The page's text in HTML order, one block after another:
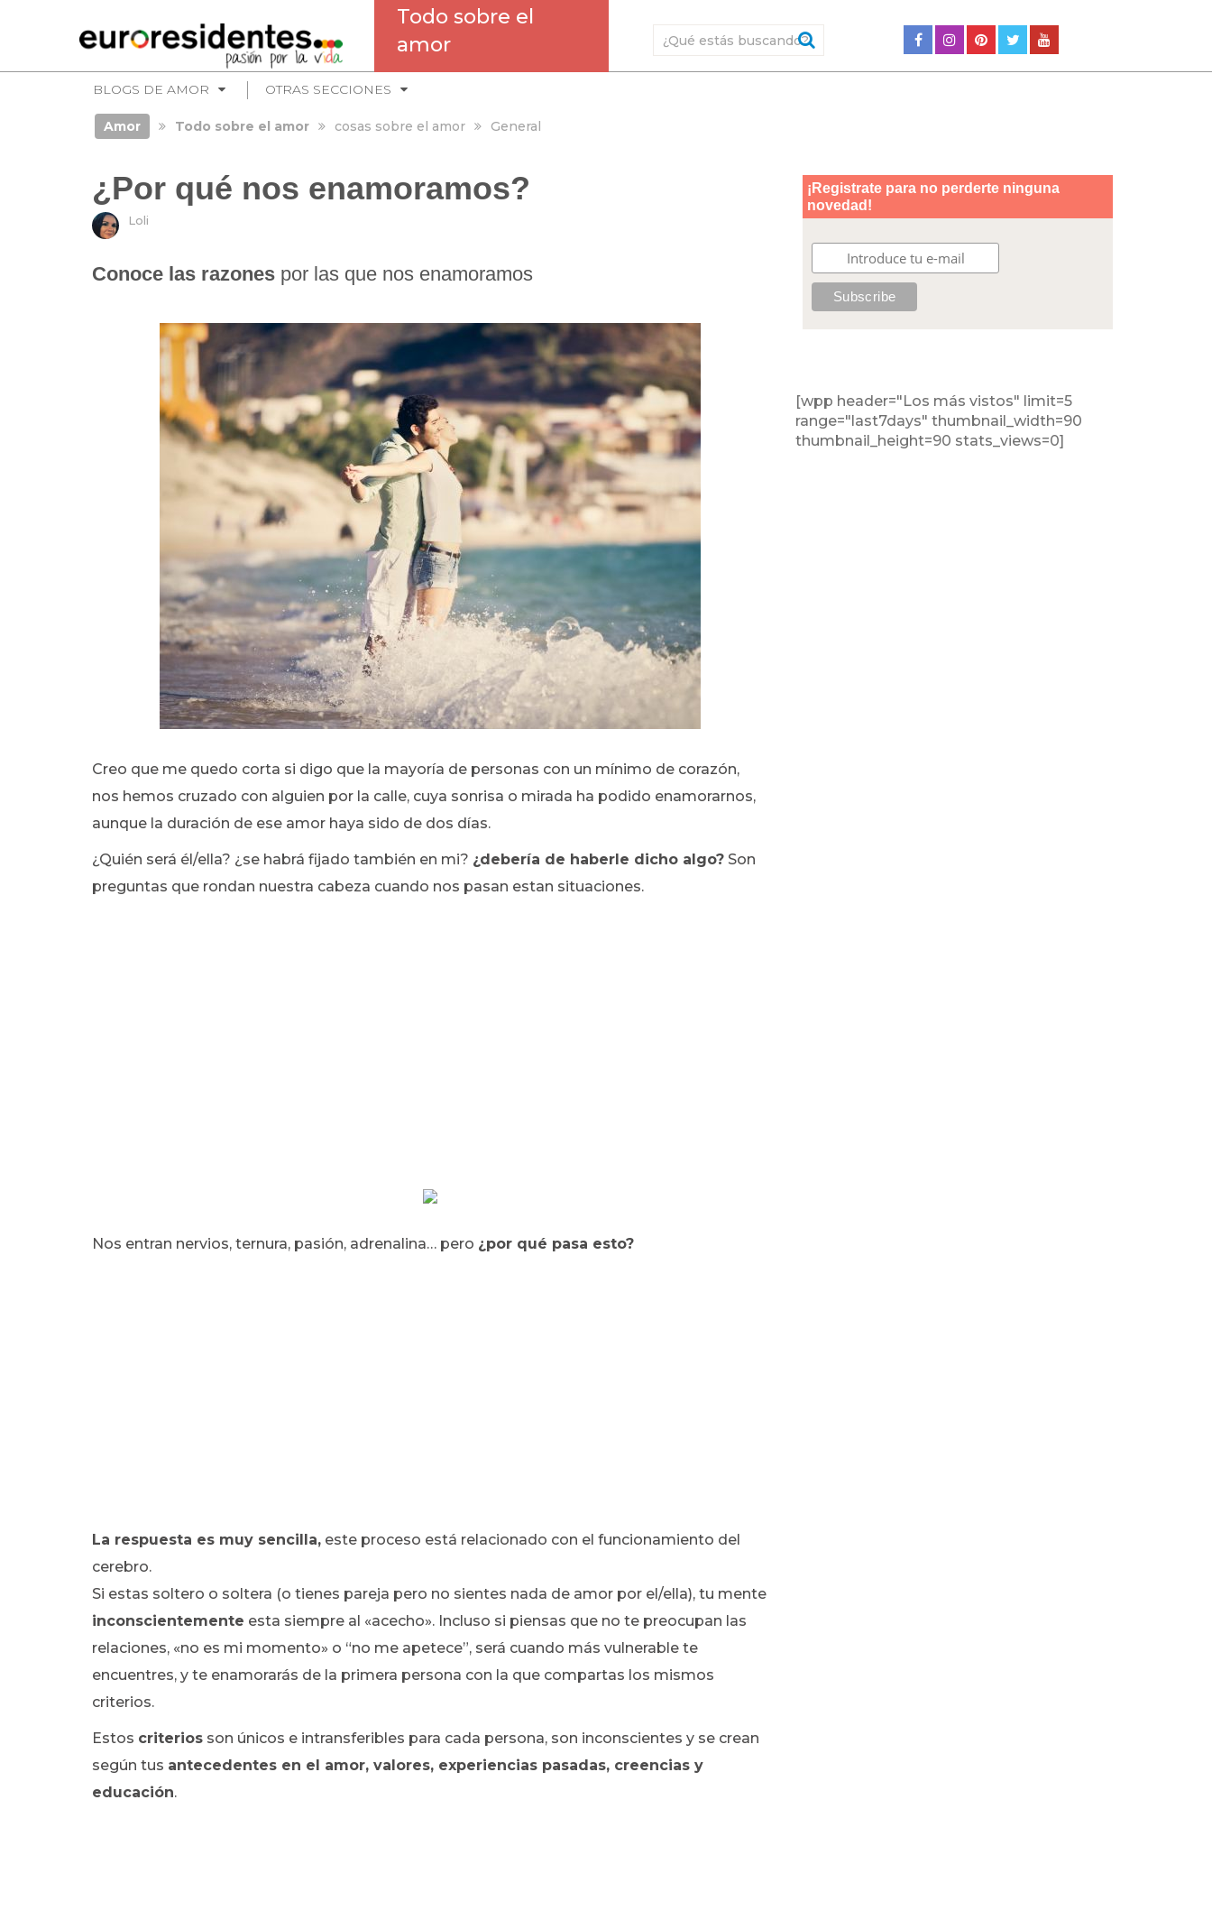
Todo sobre el
amor
BLOGS DE AMOR OTRAS SECCIONES
Amor Todo sobre el amor cosas sobre el amor General
¿Por qué nos enamoramos?
Loli
Conoce las razones por las que nos enamoramos
Creo que me quedo corta si digo que la mayoría de personas con un mínimo de corazón,
nos hemos cruzado con alguien por la calle, cuya sonrisa o mirada ha podido enamorarnos,
aunque la duración de ese amor haya sido de dos días.
¿Quién será él/ella? ¿se habrá fijado también en mi? ¿debería de haberle dicho algo? Son
preguntas que rondan nuestra cabeza cuando nos pasan estan situaciones.
Nos entran nervios, ternura, pasión, adrenalina… pero ¿por qué pasa esto?
La respuesta es muy sencilla, este proceso está relacionado con el funcionamiento del
cerebro.
Si estas soltero o soltera (o tienes pareja pero no sientes nada de amor por el/ella), tu mente
inconscientemente esta siempre al «acecho». Incluso si piensas que no te preocupan las
relaciones, «no es mi momento» o “no me apetece”, será cuando más vulnerable te
encuentres, y te enamorarás de la primera persona con la que compartas los mismos
criterios.
Estos criterios son únicos e intransferibles para cada persona, son inconscientes y se crean
según tus antecedentes en el amor, valores, experiencias pasadas, creencias y
educación.
[wpp header="Los más vistos" limit=5
range="last7days" thumbnail_width=90
thumbnail_height=90 stats_views=0]